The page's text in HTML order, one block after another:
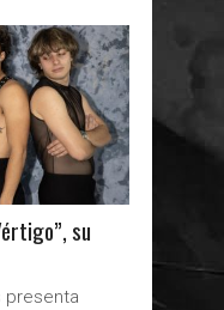
su
presenta